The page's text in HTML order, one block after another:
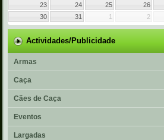
23
24 25 26
30
31 1 2
Actividades/Publicidade
Armas
Caça
Cães de Caça
Eventos
Largadas